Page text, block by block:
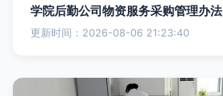
学院后勤公司物资服务采购管理办法
更新时间：2026-08-06 21:23:40